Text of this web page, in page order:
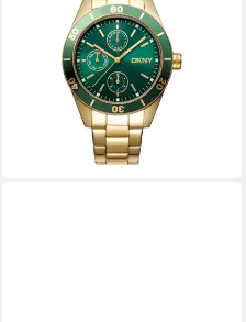
DK1L028M0055,
Armbanduhr, Damenuhr,
Edelstahlarmband, analog, Tag
179,00 €
lieferbar - in 1-2 Werktagen bei dir